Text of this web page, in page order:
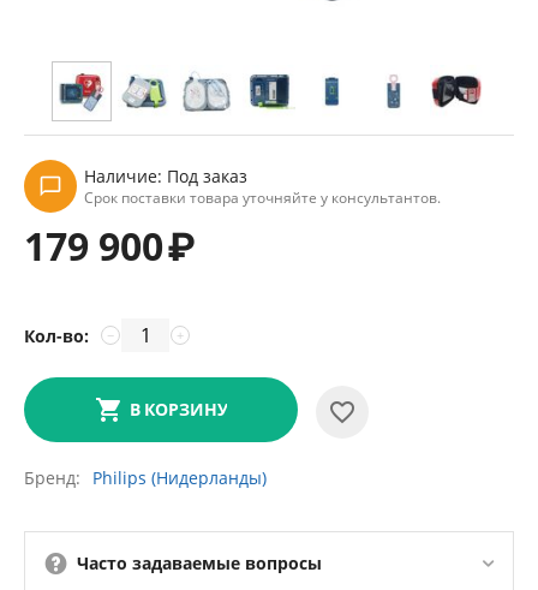
Наличие: Под заказ
Срок поставки товара уточняйте у консультантов.
179 900₽
Кол-во: +
−
В КОРЗИНУ
Бренд Philips (Нидерланды)
Часто задаваемые вопросы